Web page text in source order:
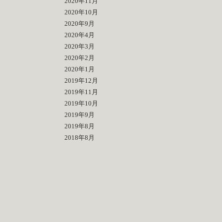
2020年10月
2020年9月
2020年4月
2020年3月
2020年2月
2020年1月
2019年12月
2019年11月
2019年10月
2019年9月
2019年8月
2018年8月